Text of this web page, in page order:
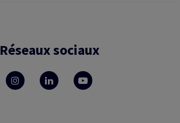
Réseaux sociaux